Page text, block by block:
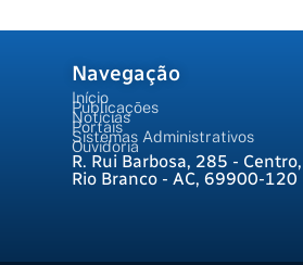
Navegação
Início
Publicações
Notícias
Portais
Sistemas Administrativos
Ouvidoria
R. Rui Barbosa, 285 - Centro,
Rio Branco - AC, 69900-120